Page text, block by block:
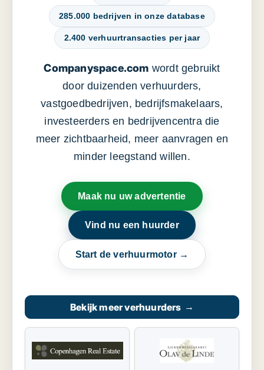
285.000 bedrijven in onze database
2.400 verhuurtransacties per jaar
Companyspace.com wordt gebruikt
door duizenden verhuurders,
vastgoedbedrijven, bedrijfsmakelaars,
investeerders en bedrijvencentra die
meer zichtbaarheid, meer aanvragen en
minder leegstand willen.
Maak nu uw advertentie
Vind nu een huurder
Start de verhuurmotor →
Bekijk meer verhuurders →